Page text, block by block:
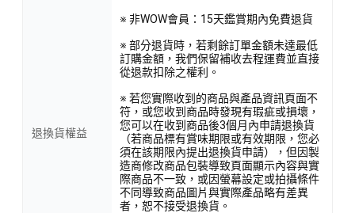
退換貨權益
※ 非WOW會員：15天鑑賞期內免費退貨
※ 部分退貨時，若剩餘訂單金額未達最低
訂購金額，我們保留補收去程運費並直接
從退款扣除之權利。
※ 若您實際收到的商品與產品資訊頁面不
符，或您收到商品時發現有瑕疵或損壞，
您可以在收到商品後3個月內申請退換貨
（若商品標有賞味期限或有效期限，您必
須在該期限內提出退換貨申請），但因製
造商修改商品包裝導致頁面顯示內容與實
際商品不一致，或因螢幕設定或拍攝條件
不同導致商品圖片與實際產品略有差異
者，恕不接受退換貨。